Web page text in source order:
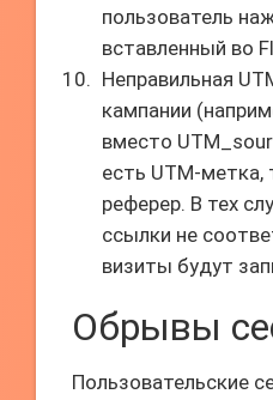
пользователь
вставленный во
Неправильная
кампании
вместо
есть UTM-метка,
реферер. В тех
ссылки не
визиты будут
Обрывы
Пользовательские